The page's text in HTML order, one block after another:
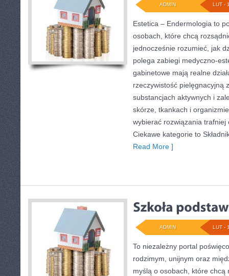
LUT -
ADMIN
Estetica – Endermologia to
osobach, które chcą
jednocześnie rozumieć, jak
polega zabiegi medyczno-
gabinetowe mają realne
rzeczywistość pielęgnacyjną
substancjach aktywnych i
skórze, tkankach i
wybierać rozwiązania
Ciekawe kategorie to
Read More ]
LUT -
ADMIN
To niezależny portal
rodzimym, unijnym oraz
myślą o osobach, które chcą